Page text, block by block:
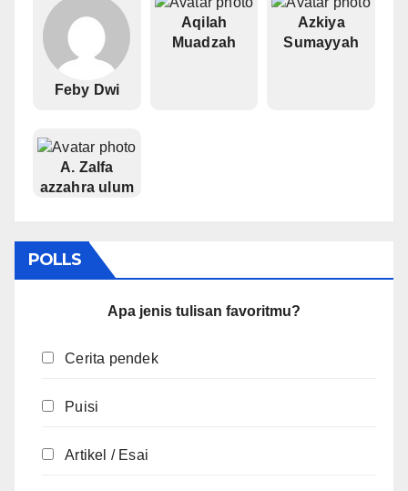
Feby Dwi
Aqilah
Muadzah
Azkiya
Sumayyah
A. Zalfa
azzahra ulum
POLLS
Apa jenis tulisan favoritmu?
Cerita pendek
Puisi
Artikel / Esai